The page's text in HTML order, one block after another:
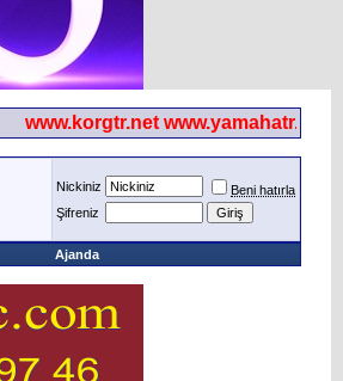
www.korgtr.net www.yamahatr.net
Nickiniz
Beni hatırla
Şifreniz
Ajanda